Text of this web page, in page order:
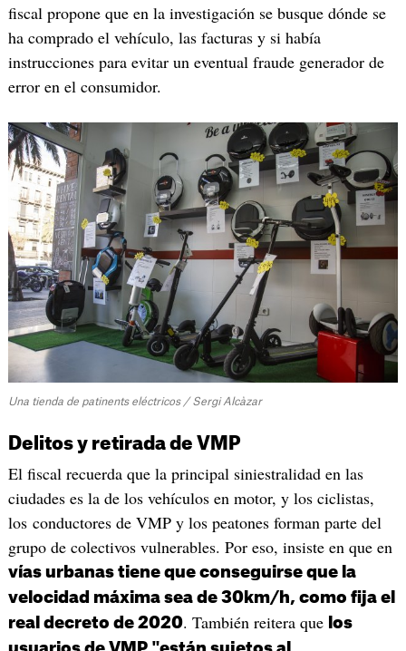
fiscal propone que en la investigación se busque dónde se
ha comprado el vehículo, las facturas y si había
instrucciones para evitar un eventual fraude generador de
error en el consumidor.
Una tienda de patinents eléctricos / Sergi Alcàzar
Delitos y retirada de VMP
El fiscal recuerda que la principal siniestralidad en las
ciudades es la de los vehículos en motor, y los ciclistas,
los conductores de VMP y los peatones forman parte del
grupo de colectivos vulnerables. Por eso, insiste en que en
vías urbanas tiene que conseguirse que la
velocidad máxima sea de 30km/h, como fija el
real decreto de 2020. También reitera que los